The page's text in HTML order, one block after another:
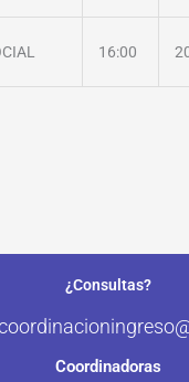
16:00
¿Consultas?
Coordinadoras